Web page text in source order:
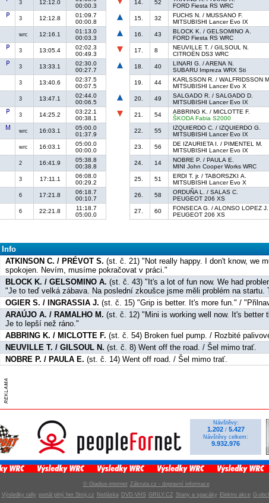
3 12:12.0
00:00.3
3 12:12.8
01:09.7
00:00.8
wrc 12:16.1
01:13.0
00:03.3
3 13:05.4
02:02.3
00:49.3
3 13:33.1
02:30.0
00:27.7
3 13:40.6
02:37.5
00:07.5
3 13:47.1
02:44.0
00:06.5
3 14:25.2
03:22.1
00:38.1
wrc 16:03.1
05:00.0
01:37.9
wrc 16:03.1
05:00.0
00:00.0
2 16:41.9
05:38.8
00:38.8
3 17:11.1
06:08.0
00:29.2
6 17:21.8
06:18.7
00:10.7
6 22:21.8
11:18.7
05:00.0
14.
52
FORD Fiesta RS WRC
15.
32
FUCHS N. / MUSSANO F.
MITSUBISHI Lancer Evo IX
16.
43
BLOCK K. / GELSOMINO A.
FORD Fiesta RS WRC
17.
8
NEUVILLE T. / GILSOUL N.
CITROËN DS3 WRC
18.
40
LINARI G. / ARENA N.
SUBARU Impreza WRX Sti
19.
44
KARLSSON R. / WALFRIDSSON
MITSUBISHI Lancer Evo X
20.
49
SALGADO R. / SALGADO D.
MITSUBISHI Lancer Evo IX
21.
54
ABBRING K. / MICLOTTE F.
ŠKODA Fabia S2000
22.
55
IZQUIERDO C. / IZQUIERDO G.
MITSUBISHI Lancer Evo IX
23.
56
DE IZAURIETA I. / PIMENTEL M.
MITSUBISHI Lancer Evo IX
24.
14
NOBRE P. / PAULA E.
MINI John Cooper Works WRC
25.
51
ERDI T. jr. / TABORSZKI A.
MITSUBISHI Lancer Evo X
26.
58
ORDUÑA L. / SALAS C.
PEUGEOT 206 XS
27.
60
FONSECA G. / ALONSO LOPEZ J.
PEUGEOT 206 XS
Info
ATKINSON C. / PRÉVOT S. (st. č. 21) "Not really happy. I don't know, we
spokojen. Nevím, musíme pokračovat v práci."
BLOCK K. / GELSOMINO A. (st. č. 43) "It's a lot of fun now. We had
"Je to teď velká zábava. Na poslední zkoušce jsme měli problém na startu.
OGIER S. / INGRASSIA J. (st. č. 15) "Grip is better. It's more fun." /
ARAÚJO A. / RAMALHO M. (st. č. 12) "Mini is working well now. It's better
Je to lepší než ráno."
ABBRING K. / MICLOTTE F. (st. č. 54) Broken fuel pump. / Rozbité
NEUVILLE T. / GILSOUL N. (st. č. 8) Went off the road. / Šel mimo trať.
NOBRE P. / PAULA E. (st. č. 14) Went off road. / Šel mimo trať.
Návštěvy:
1.202/ 5.427
Návštěvy celkem:
9.932.976
© Gladius-internet Zákruta.cz - dopravní informace
Výsledky rally portál plný her Stroj.cz Netláska DVD-VHS GRILY.CZ Stany a spacáky Elektro akce G-